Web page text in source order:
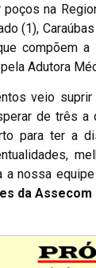
na
(1),
compõem a
Adutora
veio
de três a
para ter a
a nossa
da Assecom